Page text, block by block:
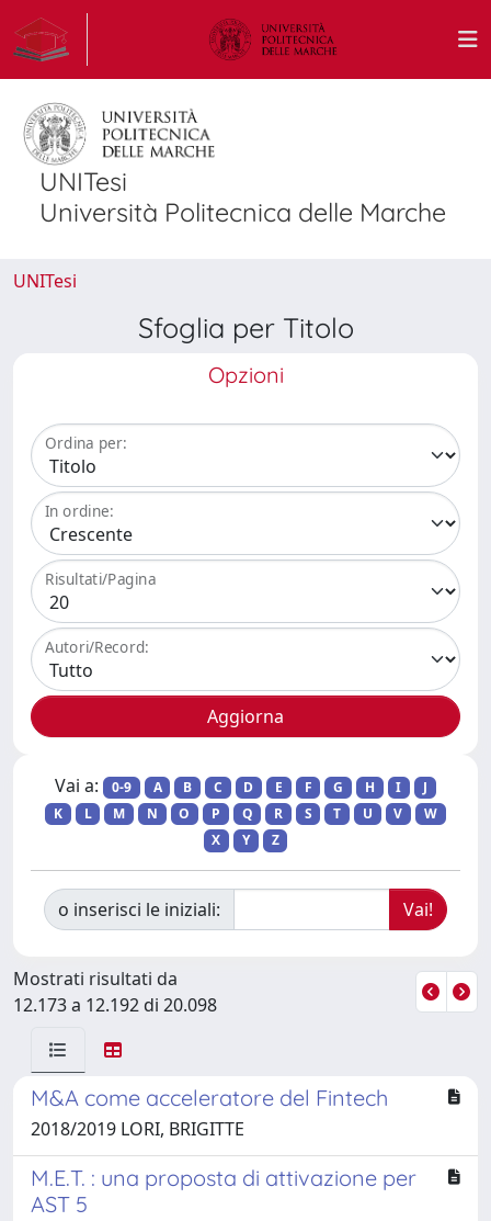
UNITesi
Università Politecnica delle Marche
UNITesi
Sfoglia per Titolo
Opzioni
Ordina per:
In ordine:
Risultati/Pagina
Autori/Record:
Vai a: 0-9 A B C D E F G H I
J
K
L M N O P Q R S T U V
W
X
Y Z
o inserisci le iniziali:
Mostrati risultati da
12.173 a 12.192 di 20.098
M&A come acceleratore del Fintech
2018/2019 LORI, BRIGITTE
M.E.T. : una proposta di attivazione per
AST 5